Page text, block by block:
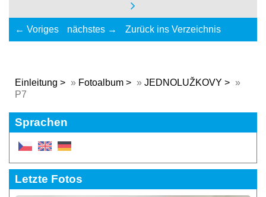
← Voriges nächstes → Zurück ins Verzeichnis
Einleitung » Fotoalbum » JEDNOLUŽKOVY
»
P7
Sprachen
Letzte Fotos